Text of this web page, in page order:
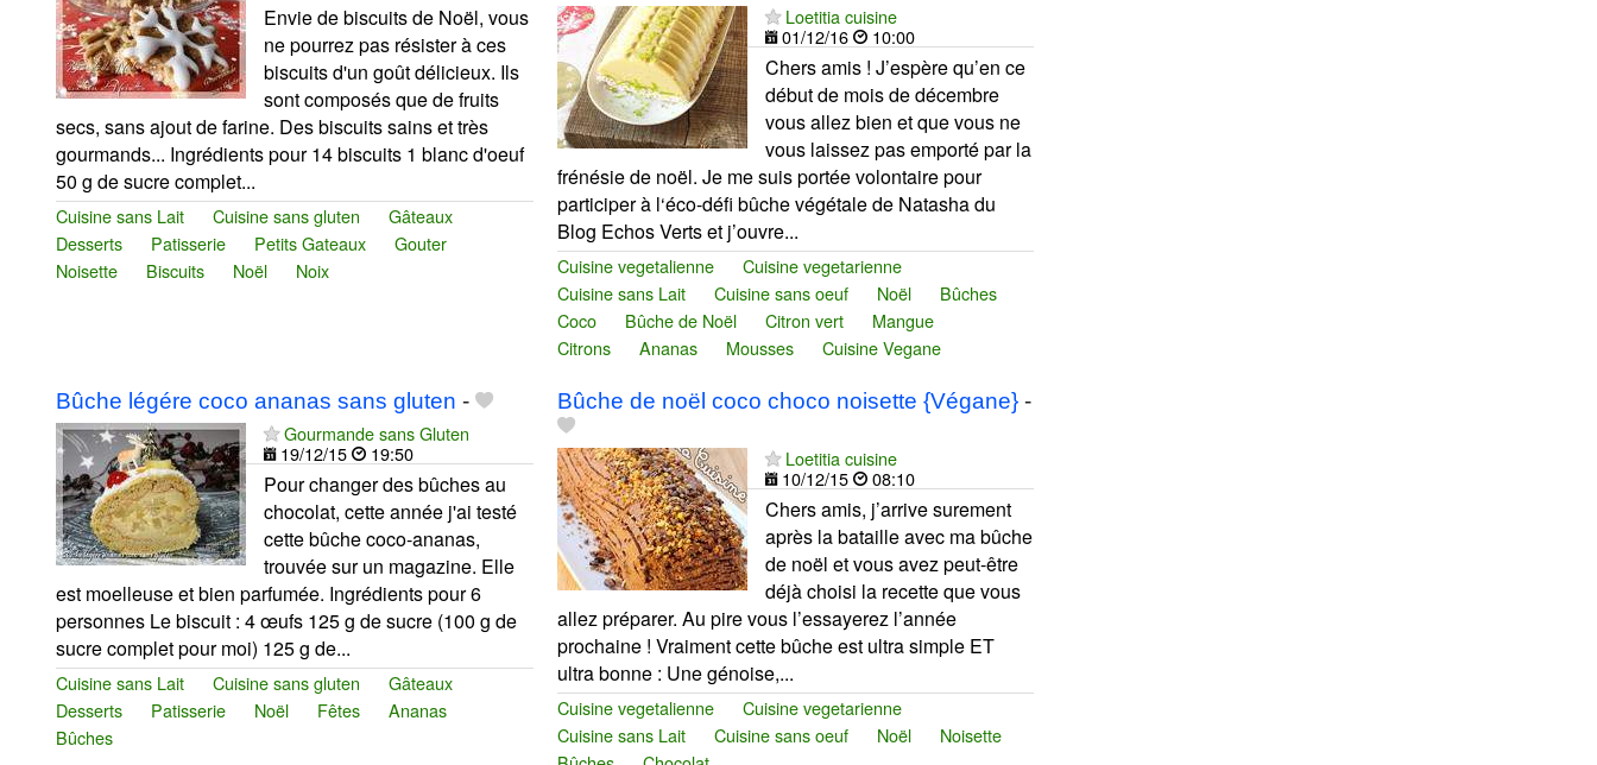
Envie de biscuits de Noël, vous
ne pourrez pas résister à ces
biscuits d'un goût délicieux. Ils
sont composés que de fruits
secs, sans ajout de farine. Des biscuits sains et très
gourmands... Ingrédients pour 14 biscuits 1 blanc d'oeuf
50 g de sucre complet...
Cuisine sans Lait Cuisine sans gluten
Gâteaux
Desserts
Patisserie Petits Gateaux
Gouter
Noisette
Biscuits Noël Noix
Loetitia cuisine
01/12/16
10:00
Chers amis ! J’espère qu’en ce
début de mois de décembre
vous allez bien et que vous ne
vous laissez pas emporté par la
frénésie de noël. Je me suis portée volontaire pour
participer à l‘éco-défi bûche végétale de Natasha du
Blog Echos Verts et j’ouvre...
Cuisine vegetalienne
Cuisine vegetarienne
Cuisine sans Lait
Cuisine sans oeuf Noël
Bûches
Coco
Bûche de Noël Citron vert
Mangue
Citrons
Ananas Mousses Cuisine Vegane
Bûche légére coco ananas sans gluten -
Gourmande sans Gluten
19/12/15
19:50
Pour changer des bûches au
chocolat, cette année j'ai testé
cette bûche coco-ananas,
trouvée sur un magazine. Elle
est moelleuse et bien parfumée. Ingrédients pour 6
personnes Le biscuit : 4 œufs 125 g de sucre (100 g de
sucre complet pour moi) 125 g de...
Cuisine sans Lait Cuisine sans gluten
Gâteaux
Desserts
Patisserie Noël Fêtes
Ananas
Bûches
Bûche de noël coco choco noisette {Végane}-
Loetitia cuisine
10/12/15
08:10
Chers amis, j’arrive surement
après la bataille avec ma bûche
de noël et vous avez peut-être
déjà choisi la recette que vous
allez préparer. Au pire vous l’essayerez l’année
prochaine ! Vraiment cette bûche est ultra simple ET
ultra bonne : Une génoise,...
Cuisine vegetalienne
Cuisine vegetarienne
Cuisine sans Lait
Cuisine sans oeuf Noël
Noisette